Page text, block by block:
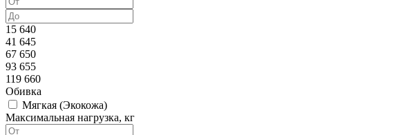
15 640
41 645
67 650
93 655
119 660
Обивка
Мягкая (Экокожа)
Максимальная нагрузка, кг